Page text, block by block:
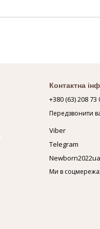
Контактна
+380 (63) 208 73
Передзвонити
Viber
Telegram
Ми в